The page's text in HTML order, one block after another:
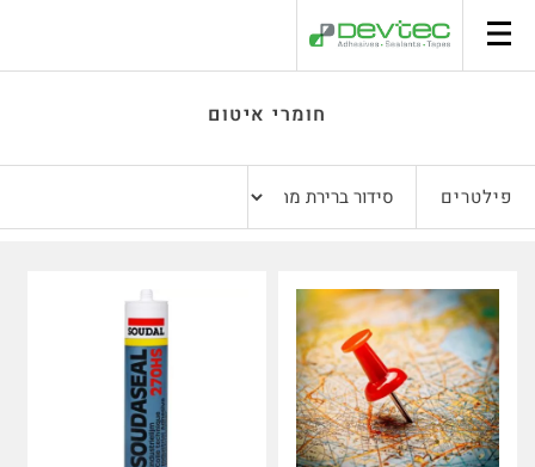
חומרי איטום
פילטרים
סל קניות